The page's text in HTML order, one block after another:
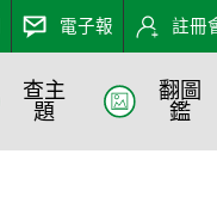
電子報 註冊
查主
題
翻圖
鑑